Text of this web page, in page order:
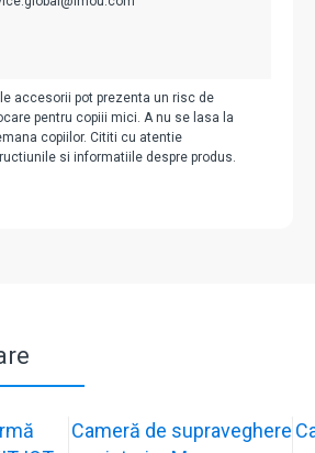
accesorii pot prezenta un risc de
pentru copiii mici. A nu se lasa la
copiilor. Cititi cu atentie
si informatiile despre produs.
Cameră de supraveghere